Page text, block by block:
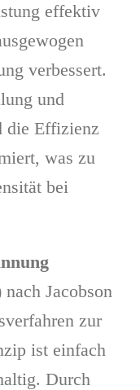
effektiv
verbessert.
und
die Effizienz
was zu
bei
Jacobson
zur
ist einfach
Durch